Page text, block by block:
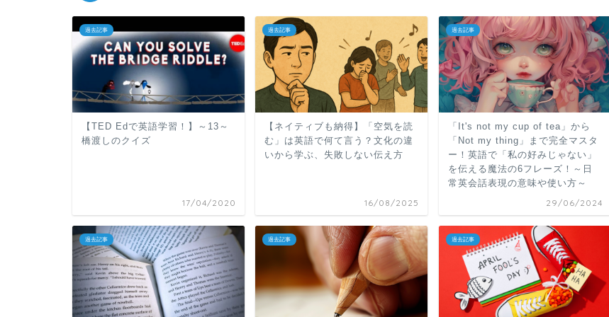
過去記事
【TED Edで英語学習！】～13～
橋渡しのクイズ
17/04/2020
過去記事
【ネイティブも納得】「空気を読
む」は英語で何て言う？文化の違
いから学ぶ、失敗しない伝え方
16/08/2025
過去記事
「It's not my cup of tea」から
「Not my thing」まで完全マスタ
ー！英語で「私の好みじゃない」
を伝える魔法の6フレーズ！～日
常英会話表現の意味や使い方～
29/06/2024
過去記事 過去記事 過去記事